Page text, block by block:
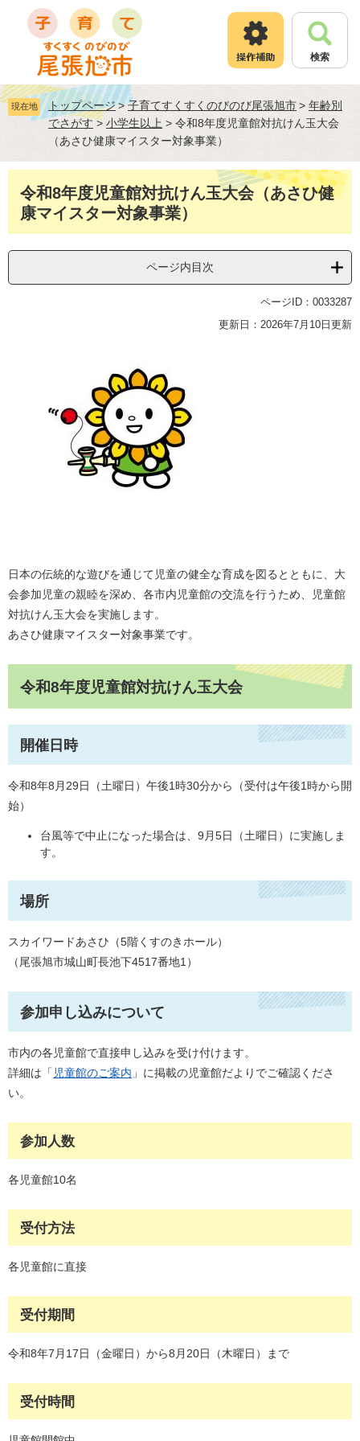
頭
飛
本
検索
現在地 トップページ>子育てすくすくのびのび尾張旭市> 年齢別
でさがす> 小学生以上 > 令和8年度児童館対抗けん玉大会
（あさひ健康マイスター対象事業）
令和8年度児童館対抗けん玉大会（あさひ健
康マイスター対象事業）
ページ内目次
ページID：0033287
更新日：2026年7月10日更新
日本の伝統的な遊びを通じて児童の健全な育成を図るとともに、大
会参加児童の親睦を深め、各市内児童館の交流を行うため、児童館
対抗けん玉大会を実施します。
あさひ健康マイスター対象事業です。
令和8年度児童館対抗けん玉大会
開催日時
令和8年8月29日（土曜日）午後1時30分から（受付は午後1時から開
始）
台風等で中止になった場合は、9月5日（土曜日）に実施しま
す。
場所
スカイワードあさひ（5階くすのきホール）
（尾張旭市城山町長池下4517番地1）
参加申し込みについて
市内の各児童館で直接申し込みを受け付けます。
詳細は「 児童館のご案内 」に掲載の児童館だよりでご確認くださ
い。
参加人数
各児童館10名
受付方法
各児童館に直接
受付期間
令和8年7月17日（金曜日）から8月20日（木曜日）まで
受付時間